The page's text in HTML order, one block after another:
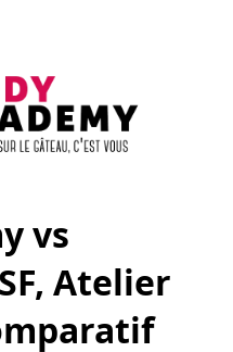
vs
Atelier